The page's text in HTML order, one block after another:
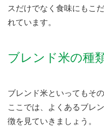
スだけでなく食味にもこ
れています。
ブレンド米の種
ブレンド米といってもそ
ここでは、よくあるブレ
徴を見ていきましょう。